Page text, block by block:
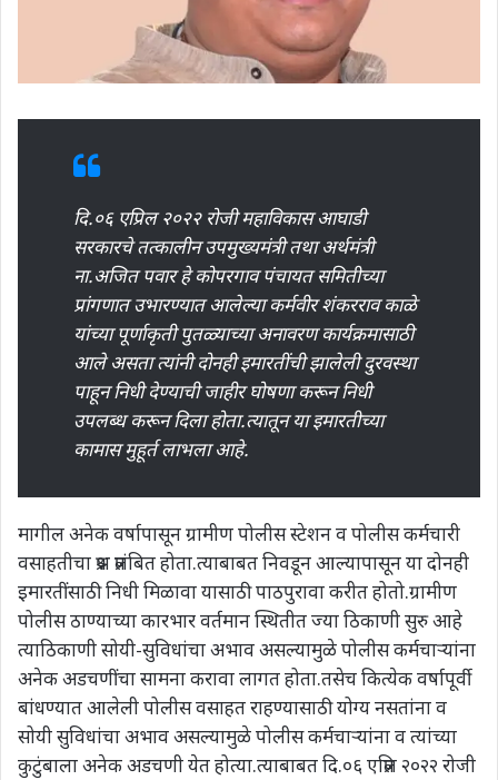
दि.०६ एप्रिल २०२२ रोजी महाविकास आघाडी
सरकारचे तत्कालीन उपमुख्यमंत्री तथा अर्थमंत्री
ना.अजित पवार हे कोपरगाव पंचायत समितीच्या
प्रांगणात उभारण्यात आलेल्या कर्मवीर शंकरराव काळे
यांच्या पूर्णाकृती पुतळ्याच्या अनावरण कार्यक्रमासाठी
आले असता त्यांनी दोनही इमारतींची झालेली दुरवस्था
पाहून निधी देण्याची जाहीर घोषणा करून निधी
उपलब्ध करून दिला होता.त्यातून या इमारतीच्या
कामास मुहूर्त लाभला आहे.
मागील अनेक वर्षापासून ग्रामीण पोलीस स्टेशन व पोलीस कर्मचारी
वसाहतीचा प्रश्न प्रलंबित होता.त्याबाबत निवडून आल्यापासून या दोनही
इमारतींसाठी निधी मिळावा यासाठी पाठपुरावा करीत होतो.ग्रामीण
पोलीस ठाण्याच्या कारभार वर्तमान स्थितीत ज्या ठिकाणी सुरु आहे
त्याठिकाणी सोयी-सुविधांचा अभाव असल्यामुळे पोलीस कर्मचाऱ्यांना
अनेक अडचणींचा सामना करावा लागत होता.तसेच कित्येक वर्षापूर्वी
बांधण्यात आलेली पोलीस वसाहत राहण्यासाठी योग्य नसतांना व
सोयी सुविधांचा अभाव असल्यामुळे पोलीस कर्मचाऱ्यांना व त्यांच्या
कुटुंबाला अनेक अडचणी येत होत्या.त्याबाबत दि.०६ एप्रिल २०२२ रोजी